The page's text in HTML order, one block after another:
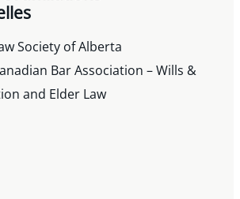
Society of Alberta
Bar Association – Wills &
and Elder Law